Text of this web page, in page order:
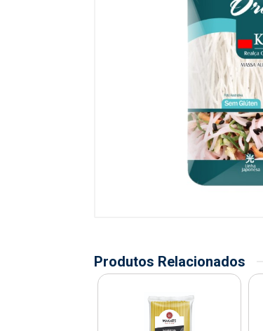
Produtos Relacionados